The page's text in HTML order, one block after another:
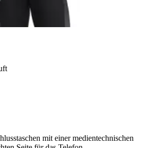
mit einer medientechnischen